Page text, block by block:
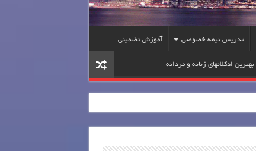
تدریس نیمه خصوصی آموزش تضمینی
بهترین ادکلانهای زنانه و مردانه